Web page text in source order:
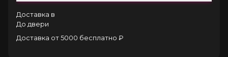
Доставка в
До двери
Доставка от 5000 бесплатно ₽